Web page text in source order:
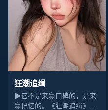
狂潮追缉
▶它不是来赢口碑的，是来
赢记忆的。《狂潮追缉》散